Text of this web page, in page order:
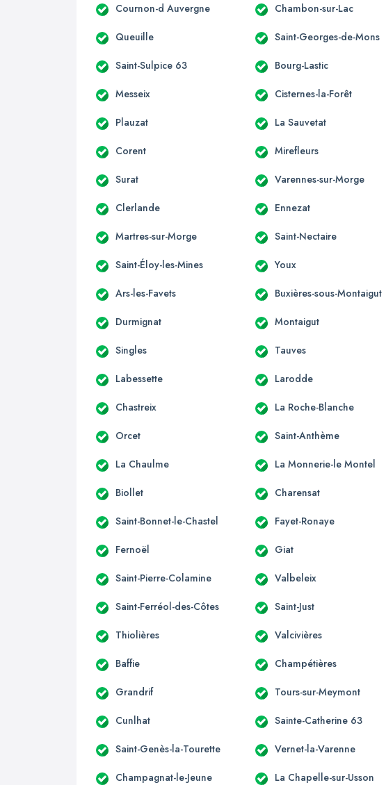
Cournon-d Auvergne Chambon-sur-Lac
Queuille Saint-Georges-de-Mons
Saint-Sulpice 63 Bourg-Lastic
Messeix Cisternes-la-Forêt
Plauzat La Sauvetat
Corent Mirefleurs
Surat Varennes-sur-Morge
Clerlande Ennezat
Martres-sur-Morge Saint-Nectaire
Saint-Éloy-les-Mines Youx
Ars-les-Favets Buxières-sous-Montaigut
Durmignat Montaigut
Singles Tauves
Labessette Larodde
Chastreix La Roche-Blanche
Orcet Saint-Anthème
La Chaulme La Monnerie-le Montel
Biollet Charensat
Saint-Bonnet-le-Chastel Fayet-Ronaye
Fernoël Giat
Saint-Pierre-Colamine Valbeleix
Saint-Ferréol-des-Côtes Saint-Just
Thiolières Valcivières
Baffie Champétières
Grandrif Tours-sur-Meymont
Cunlhat Sainte-Catherine 63
Saint-Genès-la-Tourette Vernet-la-Varenne
Champagnat-le-Jeune La Chapelle-sur-Usson